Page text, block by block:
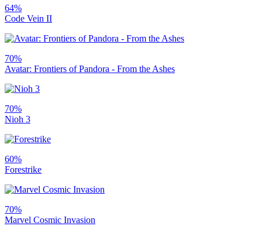
64%
Code Vein II
70%
Avatar: Frontiers of Pandora - From the Ashes
70%
Nioh 3
60%
Forestrike
70%
Marvel Cosmic Invasion